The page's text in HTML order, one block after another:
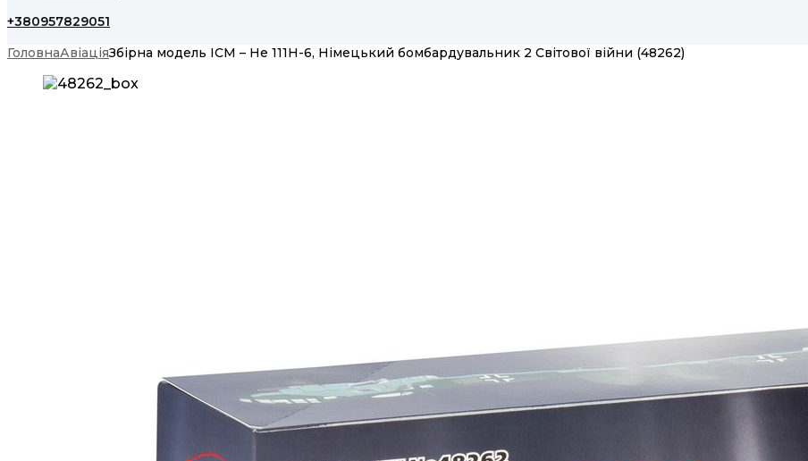
+380957829051
ГоловнаАвіаціяЗбірна модель ICM – He 111H-6, Німецький бомбардувальник 2 Світової війни (48262)